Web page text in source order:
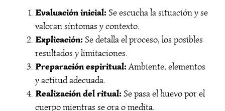
Evaluación inicial: Se escucha la situación y se
valoran síntomas y contexto.
Explicación: Se detalla el proceso, los posibles
resultados y limitaciones.
Preparación espiritual:Ambiente, elementos
y actitud adecuada.
Realización del ritual: Se pasa el huevo por el
cuerpo mientras se ora o medita.